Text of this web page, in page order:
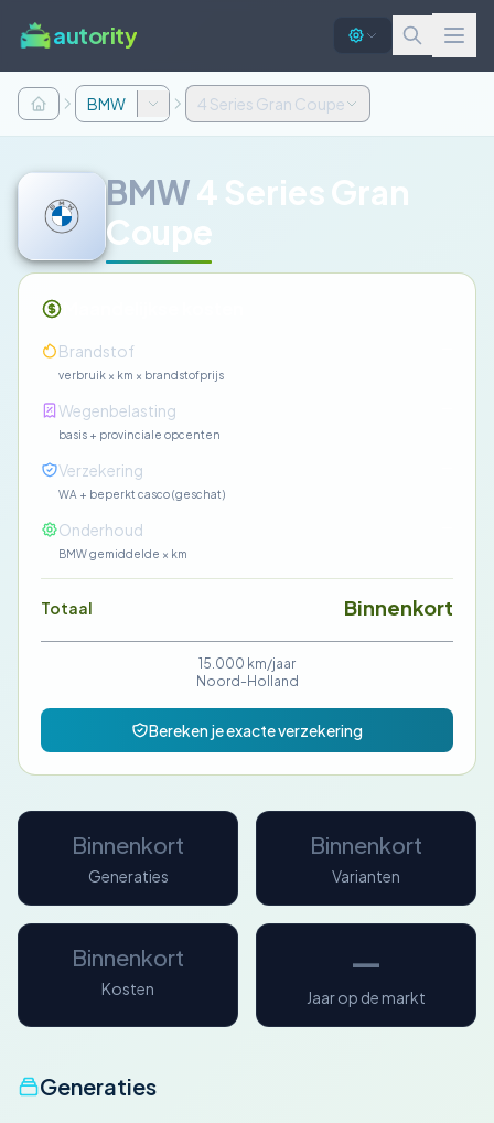
autority
BMW 4 Series Gran Coupe
BMW4 Series Gran
Coupe
Brandstof
verbruik × km × brandstofprijs
Wegenbelasting
basis + provinciale opcenten
Verzekering
WA + beperkt casco (geschat)
Onderhoud
BMW gemiddelde × km
Totaal Binnenkort
15.000 km/jaar
Noord-Holland
Bereken je exacte verzekering
Binnenkort
Generaties
Binnenkort
Varianten
Binnenkort
Kosten
—
Jaar op de markt
Generaties